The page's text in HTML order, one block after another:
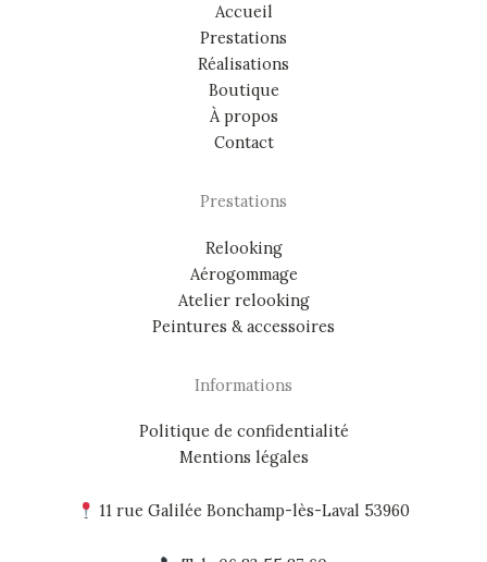
Accueil
Prestations
Réalisations
Boutique
À propos
Contact
Prestations
Relooking
Aérogommage
Atelier relooking
Peintures & accessoires
Informations
Politique de confidentialité
Mentions légales
11 rue Galilée Bonchamp-lès-Laval 53960